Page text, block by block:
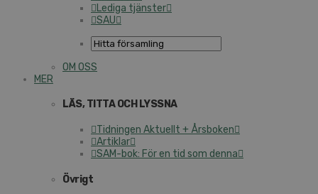
Lediga tjänster
SAU
OM OSS
MER
LÄS, TITTA OCH LYSSNA
Tidningen Aktuellt + Årsboken
Artiklar
SAM-bok: För en tid som denna
Övrigt